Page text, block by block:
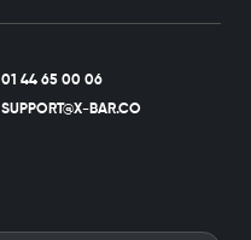
01 44 65 00 06
SUPPORT@X-BAR.CO